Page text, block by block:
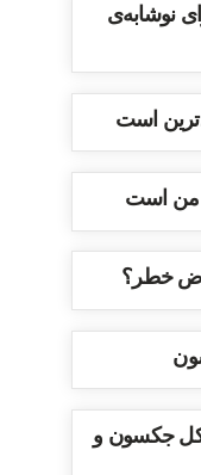
نوشابه‌ی
است
من است
خطر؟
جکسون و